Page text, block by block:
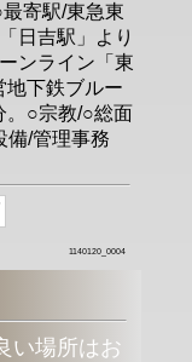
寄駅/東急東
日吉駅」より
ンライン「東
地下鉄ブルー
。○宗教/○総面
備/管理事務
1140120_0004
い場所はお